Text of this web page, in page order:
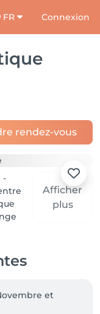
FR Connexion
rendez-vous
Afficher
plus
et